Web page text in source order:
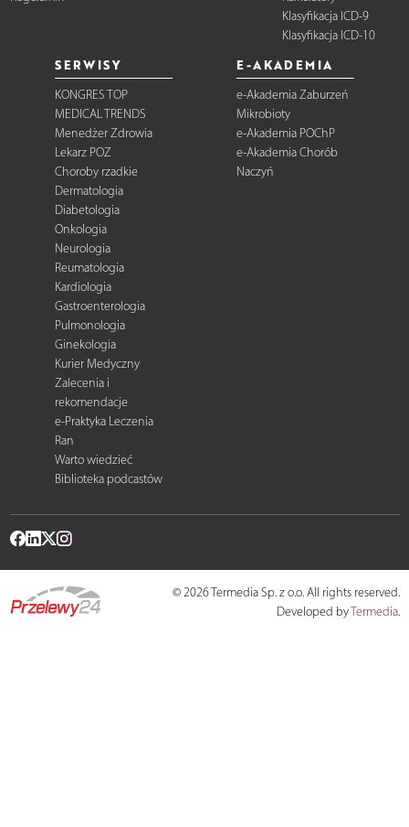
Klasyfikacja ICD-9
Klasyfikacja ICD-10
SERWISY
KONGRES TOP
MEDICAL TRENDS
Menedżer Zdrowia
Lekarz POZ
Choroby rzadkie
Dermatologia
Diabetologia
Onkologia
Neurologia
Reumatologia
Kardiologia
Gastroenterologia
Pulmonologia
Ginekologia
Kurier Medyczny
Zalecenia i
rekomendacje
e-Praktyka Leczenia
Ran
Warto wiedzieć
Biblioteka podcastów
E-AKADEMIA
e-Akademia Zaburzeń
Mikrobioty
e-Akademia POChP
e-Akademia Chorób
Naczyń
© 2026 Termedia Sp. z o.o. All rights reserved.
Developed byTermedia.